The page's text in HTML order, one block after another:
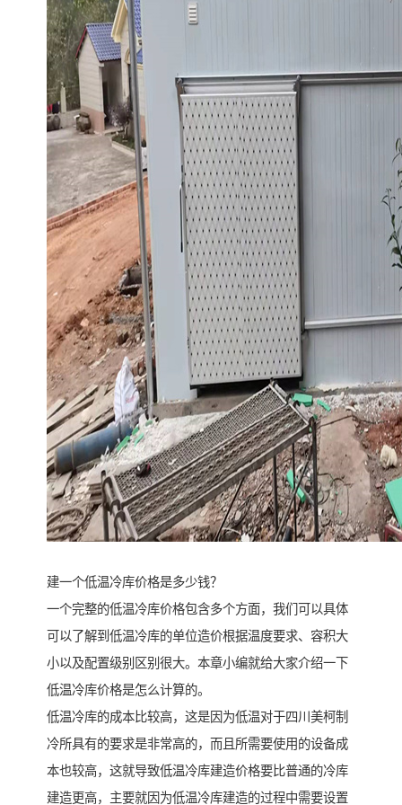
建一个低温冷库价格是多少钱？
一个完整的低温冷库价格包含多个方面，我们可以具体
可以了解到低温冷库的单位造价根据温度要求、容积大
小以及配置级别区别很大。本章小编就给大家介绍一下
低温冷库价格是怎么计算的。
低温冷库的成本比较高，这是因为低温对于四川美柯制
冷所具有的要求是非常高的，而且所需要使用的设备成
本也较高，这就导致低温冷库建造价格要比普通的冷库
建造更高，主要就因为低温冷库建造的过程中需要设置